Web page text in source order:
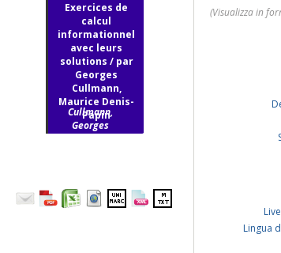
Exercices de
calcul
informationnel
avec leurs
solutions / par
Georges
Cullmann,
Maurice Denis-
Papin
Cullmann,
Georges
(Visualizza in
Lingua